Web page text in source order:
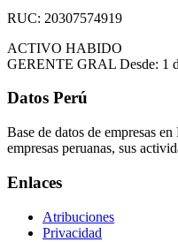
RUC: 20307574919
ACTIVO HABIDO
GERENTE GRAL Desde: 1
Datos Perú
Base de datos de empresas
empresas peruanas, sus
Enlaces
Atribuciones
Privacidad